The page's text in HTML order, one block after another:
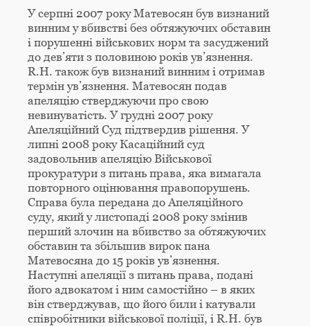
У серпні 2007 року Матевосян був визнаний
винним у вбивстві без обтяжуючих обставин
і порушенні військових норм та засуджений
до дев’яти з половиною років ув’язнення.
R.H. також був визнаний винним і отримав
термін ув’язнення. Матевосян подав
апеляцію стверджуючи про свою
невинуватість. У грудні 2007 року
Апеляційний Суд підтвердив рішення. У
липні 2008 року Касаційний суд
задовольнив апеляцію Військової
прокуратури з питань права, яка вимагала
повторного оцінювання правопорушень.
Справа була передана до Апеляційного
суду, який у листопаді 2008 року змінив
перший злочин на вбивство за обтяжуючих
обставин та збільшив вирок пана
Матевосяна до 15 років ув’язнення.
Наступні апеляції з питань права, подані
його адвокатом і ним самостійно – в яких
він стверджував, що його били і катували
співробітники військової поліції, і R.H. був